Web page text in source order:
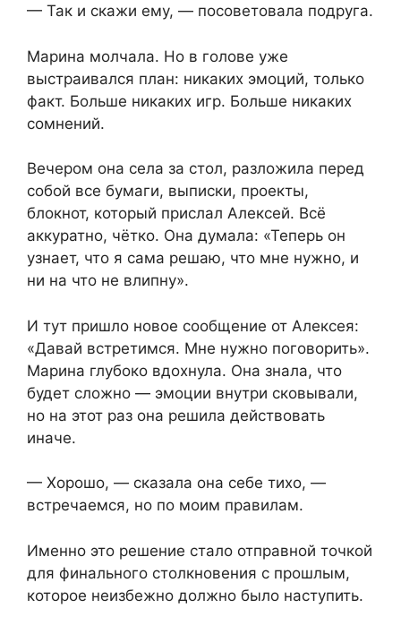
— Так и скажи ему, — посоветовала подруга.
Марина молчала. Но в голове уже
выстраивался план: никаких эмоций, только
факт. Больше никаких игр. Больше никаких
сомнений.
Вечером она села за стол, разложила перед
собой все бумаги, выписки, проекты,
блокнот, который прислал Алексей. Всё
аккуратно, чётко. Она думала: «Теперь он
узнает, что я сама решаю, что мне нужно, и
ни на что не влипну».
И тут пришло новое сообщение от Алексея:
«Давай встретимся. Мне нужно поговорить».
Марина глубоко вдохнула. Она знала, что
будет сложно — эмоции внутри сковывали,
но на этот раз она решила действовать
иначе.
— Хорошо, — сказала она себе тихо, —
встречаемся, но по моим правилам.
Именно это решение стало отправной точкой
для финального столкновения с прошлым,
которое неизбежно должно было наступить.